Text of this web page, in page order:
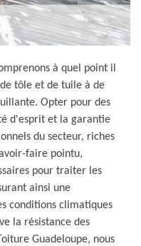
à quel point il
tôle et de tuile à de
Opter pour des
d'esprit et la garantie
du secteur, riches
faire pointu,
pour traiter les
ainsi une
conditions climatiques
la résistance des
Guadeloupe, nous